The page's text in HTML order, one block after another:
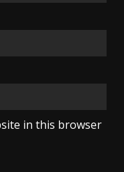
in this browser